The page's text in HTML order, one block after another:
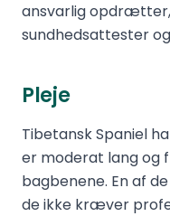
ansvarlig
sundhedsattester
Pleje
Tibetansk Spaniel
er moderat lang og
bagbenene. En af
de ikke kræver